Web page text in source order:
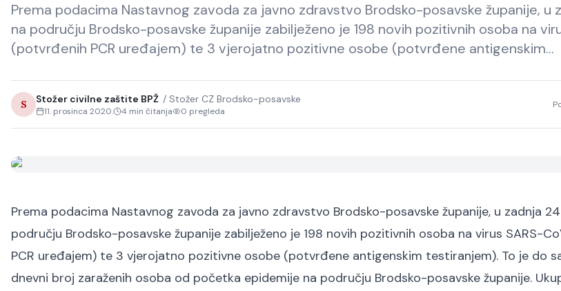
Prema podacima Nastavnog zavoda za javno zdravstvo Brodsko-posavske županije, u
na području Brodsko-posavske županije zabilježeno je 198 novih pozitivnih osoba na
(potvrđenih PCR uređajem) te 3 vjerojatno pozitivne osobe (potvrđene antigenskim…
S Stožer civilne zaštite BPŽ / Stožer CZ Brodsko-posavske
11. prosinca 2020. 4 min čitanja 0 pregleda
Prema podacima Nastavnog zavoda za javno zdravstvo Brodsko-posavske županije, u zadnja
području Brodsko-posavske županije zabilježeno je 198 novih pozitivnih osoba na virus SARS-
PCR uređajem) te 3 vjerojatno pozitivne osobe (potvrđene antigenskim testiranjem). To je do
dnevni broj zaraženih osoba od početka epidemije na području Brodsko-posavske županije.